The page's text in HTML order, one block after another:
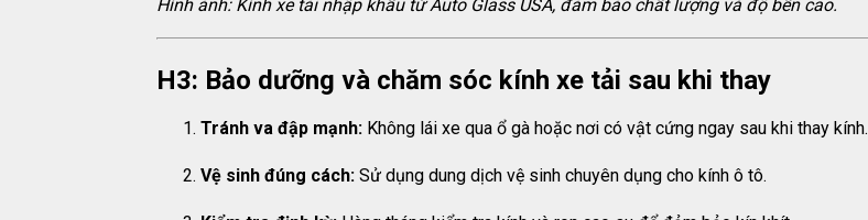
Hình ảnh: Kính xe tải nhập khẩu từ Auto Glass USA, đảm bảo chất lượng và độ bền cao.
H3: Bảo dưỡng và chăm sóc kính xe tải sau khi thay
Tránh va đập mạnh: Không lái xe qua ổ gà hoặc nơi có vật cứng ngay sau khi thay kính.
Vệ sinh đúng cách: Sử dụng dung dịch vệ sinh chuyên dụng cho kính ô tô.